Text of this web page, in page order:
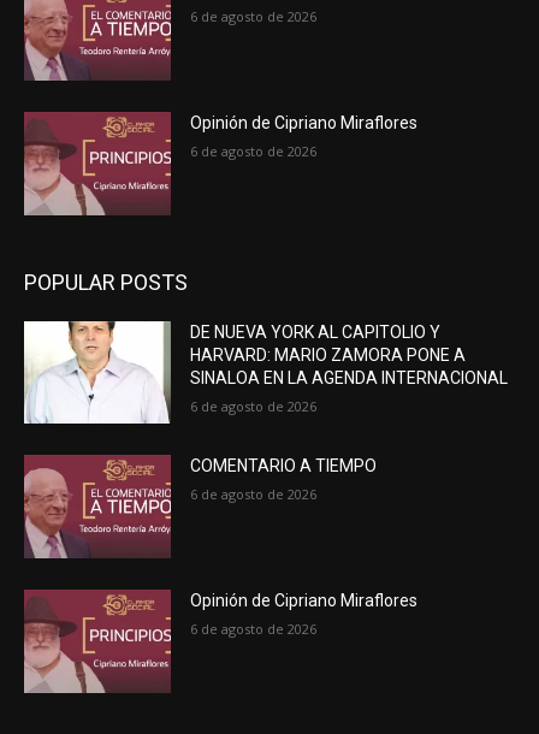
6 de agosto de 2026
Opinión de Cipriano Miraflores
6 de agosto de 2026
POPULAR POSTS
DE NUEVA YORK AL CAPITOLIO Y
HARVARD: MARIO ZAMORA PONE A
SINALOA EN LA AGENDA INTERNACIONAL
6 de agosto de 2026
COMENTARIO A TIEMPO
6 de agosto de 2026
Opinión de Cipriano Miraflores
6 de agosto de 2026